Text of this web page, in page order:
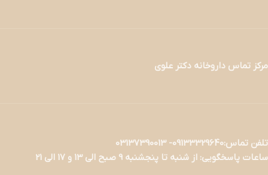
مرکز تماس داروخانه دکتر علوی
تلفن تماس:09133329640- 03137390013
ساعات پاسخگویی: از شنبه تا پنجشنبه 9 صبح الی 13 و 17 الی 21